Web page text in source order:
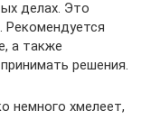
делах. Это
а также
решения.
немного хмелеет,